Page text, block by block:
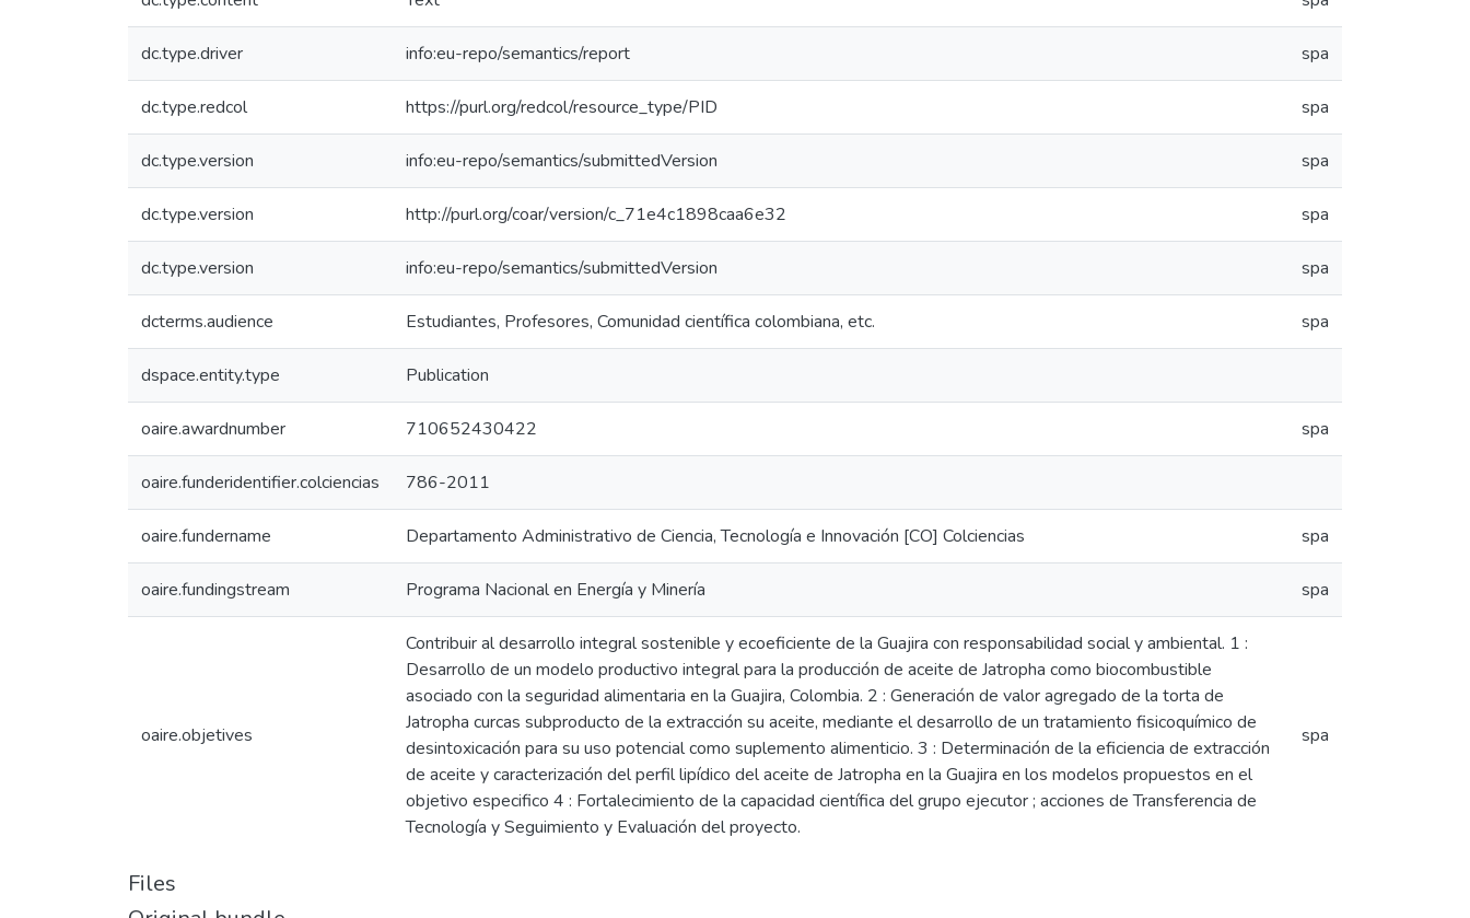
dc.type.driver info:eu-repo/semantics/report spa
dc.type.redcol https://purl.org/redcol/resource_type/PID spa
dc.type.version info:eu-repo/semantics/submittedVersion spa
dc.type.version http://purl.org/coar/version/c_71e4c1898caa6e32 spa
dc.type.version info:eu-repo/semantics/submittedVersion spa
dcterms.audience Estudiantes, Profesores, Comunidad científica colombiana, etc. spa
dspace.entity.type Publication
oaire.awardnumber 710652430422 spa
oaire.funderidentifier.colciencias 786-2011
oaire.fundername Departamento Administrativo de Ciencia, Tecnología e Innovación [CO] Colciencias spa
oaire.fundingstream Programa Nacional en Energía y Minería spa
oaire.objetives
Contribuir al desarrollo integral sostenible y ecoeficiente de la Guajira con responsabilidad social y ambiental. 1 :
Desarrollo de un modelo productivo integral para la producción de aceite de Jatropha como biocombustible
asociado con la seguridad alimentaria en la Guajira, Colombia. 2 : Generación de valor agregado de la torta de
Jatropha curcas subproducto de la extracción su aceite, mediante el desarrollo de un tratamiento fisicoquímico de
desintoxicación para su uso potencial como suplemento alimenticio. 3 : Determinación de la eficiencia de extracción
de aceite y caracterización del perfil lipídico del aceite de Jatropha en la Guajira en los modelos propuestos en el
objetivo especifico 4 : Fortalecimiento de la capacidad científica del grupo ejecutor ; acciones de Transferencia de
Tecnología y Seguimiento y Evaluación del proyecto.
spa
Files